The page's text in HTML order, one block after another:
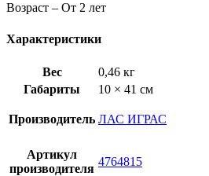
Возраст – От 2 лет
Характеристики
Вес
0,46 кг
Габариты
10 × 41 см
Производитель ЛАС ИГРАС
Артикул
производителя
4764815